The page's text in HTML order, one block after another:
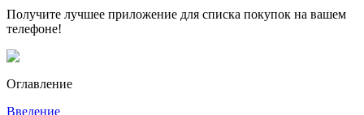
Получите лучшее приложение для списка покупок на вашем
телефоне!
Оглавление
Введение